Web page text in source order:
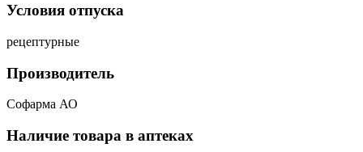
Условия отпуска
рецептурные
Производитель
Софарма АО
Наличие товара в аптеках